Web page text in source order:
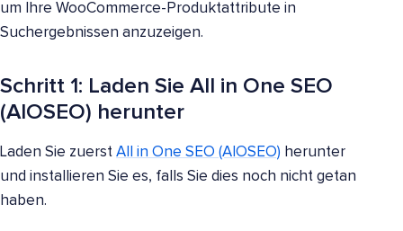
um Ihre WooCommerce-Produktattribute in
Suchergebnissen anzuzeigen.
Schritt 1: Laden Sie All in One SEO
(AIOSEO) herunter
Laden Sie zuerst All in One SEO (AIOSEO) herunter
und installieren Sie es, falls Sie dies noch nicht getan
haben.